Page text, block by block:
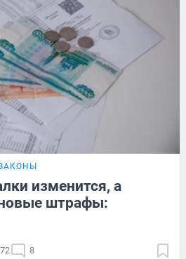
изменится, а
штрафы:
8